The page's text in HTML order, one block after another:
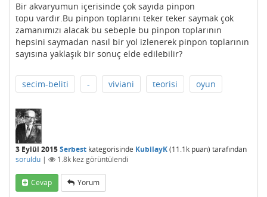
Bir akvaryumun içerisinde çok sayıda pinpon
topu vardır.Bu pinpon toplarını teker teker saymak çok
zamanımızı alacak bu sebeple bu pinpon toplarının
hepsini saymadan nasıl bir yol izlenerek pinpon toplarının
sayısına yaklaşık bir sonuç elde edilebilir?
secim-beliti - viviani teorisi oyun
3 Eylül 2015Serbest kategorisinde KubilayK(11.1k puan) tarafından
soruldu | 1.8k kez görüntülendi
Cevap Yorum